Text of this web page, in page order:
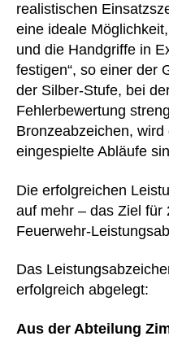
realistischen
eine ideale
und die Handgriffe in
festigen“, so einer der
der Silber-Stufe, bei
Fehlerbewertung
Bronzeabzeichen,
eingespielte Abläufe
Die erfolgreichen
auf mehr – das Ziel für
Feuerwehr-
Das
erfolgreich abgelegt:
Aus der Abteilung